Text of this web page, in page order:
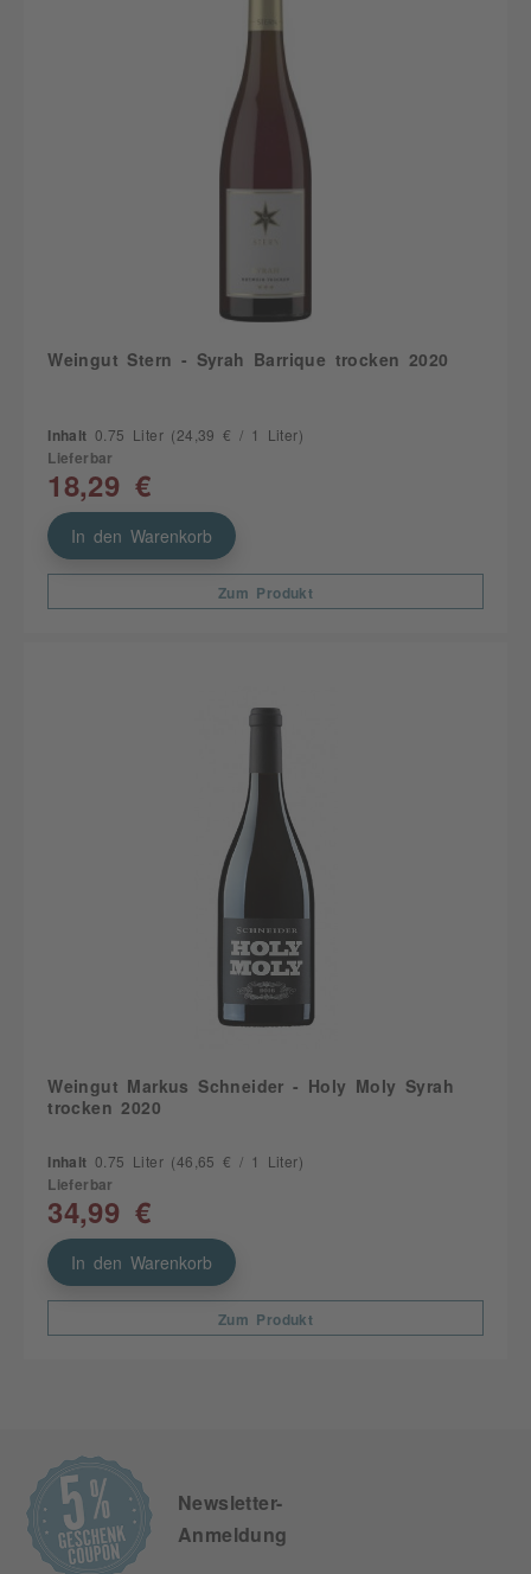
Weingut Stern - Syrah Barrique trocken 2020
Inhalt 0.75 Liter (24,39 € / 1 Liter)
Lieferbar
18,29 €
In den Warenkorb
Zum Produkt
Weingut Markus Schneider - Holy Moly Syrah
trocken 2020
Inhalt 0.75 Liter (46,65 € / 1 Liter)
Lieferbar
34,99 €
In den Warenkorb
Zum Produkt
Newsletter-
Anmeldung